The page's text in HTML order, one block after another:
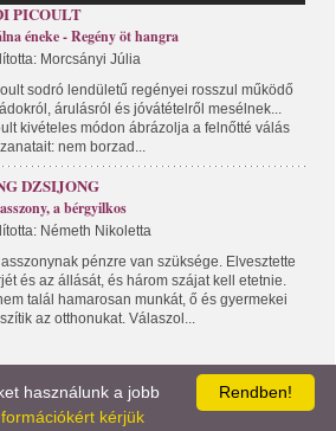
PICOULT
éneke - Regény öt hangra
Morcsányi Júlia
sodró lendületű regényei rosszul működő
árulásról és jóvátételről mesélnek...
kivételes módon ábrázolja a felnőtté válás
nem borzad...
DZSIJONG
a bérgyilkos
Németh Nikoletta
pénzre van szüksége. Elvesztette
és az állását, és három szájat kell etetnie.
talál hamarosan munkát, ő és gyermekei
az otthonukat. Válaszol...
KÖNYV KAPCSOLAT
Rendben!
használunk a jobb
kérjük